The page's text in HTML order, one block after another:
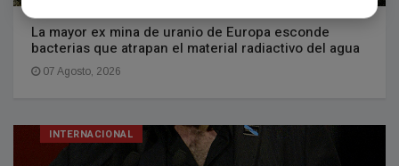
La mayor ex mina de uranio de Europa esconde
bacterias que atrapan el material radiactivo del agua
07 Agosto, 2026
INTERNACIONAL